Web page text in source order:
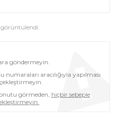
göndermeyin.
aracılığıyla yapılması
görmeden, hiçbir sebeple